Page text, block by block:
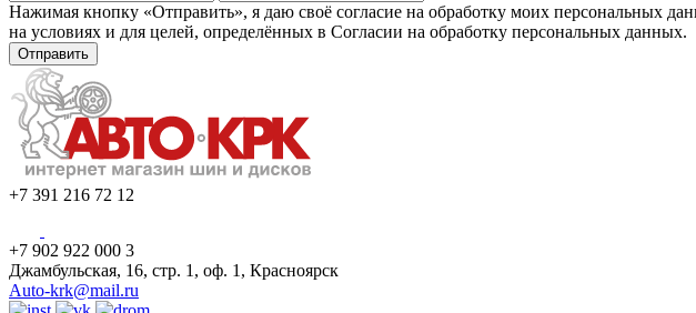
Нажимая кнопку «Отправить», я даю своё согласие на обработку моих персональных
на условиях и для целей, определённых в Согласии на обработку персональных данных.
+7 391 216 72 12
+7 902 922 000 3
Джамбульская, 16, стр. 1, оф. 1, Красноярск
Auto-krk@mail.ru